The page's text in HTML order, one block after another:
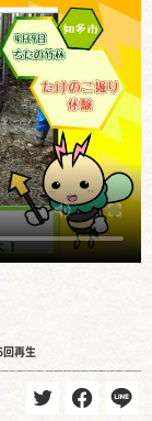
回再生